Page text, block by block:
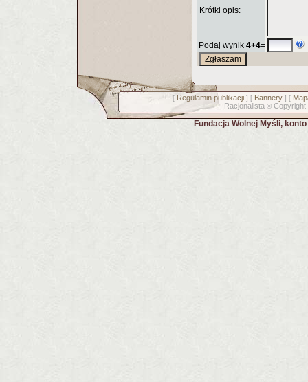
Krótki opis:
Podaj wynik 4+4=
[ Regulamin publikacji] [ Bannery] [
Racjonalista © Copyright
Fundacja Wolnej Myśli,